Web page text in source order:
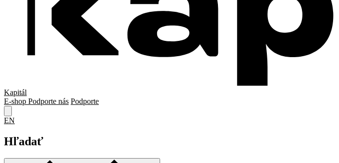
Kapitál
E-shop Podporte nás Podporte
EN
Hľadať